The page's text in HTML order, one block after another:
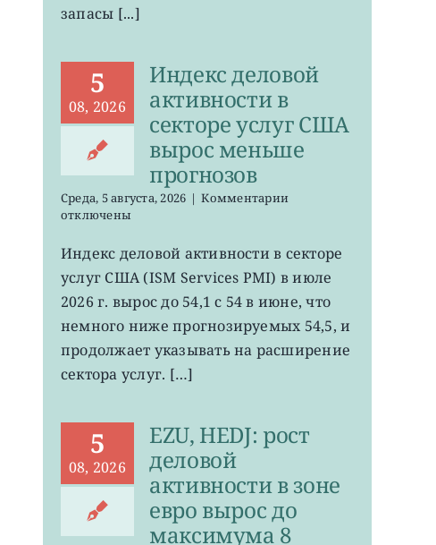
запасы [...]
5
08, 2026
Индекс деловой
активности в
секторе услуг США
вырос меньше
прогнозов
Среда, 5 августа, 2026 | Комментариик
деловой
активности
в
секторе
США
вырос
отключены
Индекс деловой активности в секторе
услуг США (ISM Services PMI) в июле
2026 г. вырос до 54,1 с 54 в июне, что
немного ниже прогнозируемых 54,5, и
продолжает указывать на расширение
сектора услуг. […]
5
08, 2026
EZU, HEDJ: рост
деловой
активности в зоне
евро вырос до
максимума 8